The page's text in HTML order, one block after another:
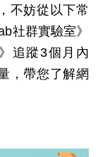
不妨從以下常
社群實驗室》
追蹤3個月內
，帶您了解網